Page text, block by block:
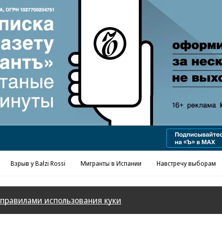
Реклама в «Ъ» www.kommersant.ru/ad
Взрыв у Balzi Rossi Мигранты в Испании Навстречу выборам
правилами использования куки